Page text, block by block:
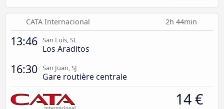
CATA Internacional 2h 44min
13:46 San Luis, SL
Los Araditos
16:30 San Juan, SJ
Gare routière centrale
14 €